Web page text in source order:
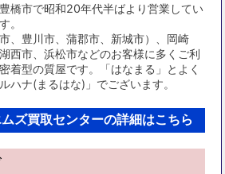
橋市で昭和20年代半ばより営業してい
。
、豊川市、蒲郡市、新城市）、岡崎
西市、浜松市などのお客様に多くご利
着型の質屋です。「はなまる」とよく
ハナ(まるはな)」でございます。
ズ買取センターの詳細はこちら